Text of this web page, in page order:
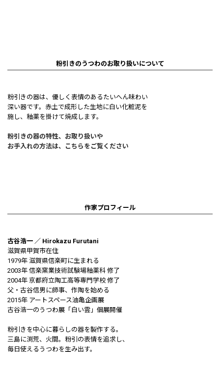
粉引きのうつわのお取り扱いについて
粉引きの器は、優しく表情のあるたいへん味わい
深い器です。赤土で成形した生地に白い化粧泥を
施し、釉薬を掛けて焼成します。
粉引きの器の特性、お取り扱いや
お手入れの方法は、こちらをご覧ください
作家プロフィール
古谷浩一 ／ Hirokazu Furutani
滋賀県甲賀市在住
1979年 滋賀県信楽町に生まれる
2003年 信楽窯業技術試験場釉薬科 修了
2004年 京都府立陶工高等専門学校 修了
父・古谷信男に師事、作陶を始める
2015年 アートスペース油亀企画展
古谷浩一のうつわ展「白い雲」個展開催
粉引きを中心に暮らしの器を製作する。
三島に渕荒、火間。粉引の表情を追求し、
毎日使えるうつわを生み出す。